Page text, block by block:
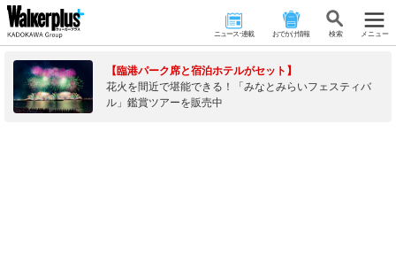
ニュース･連載 おでかけ情報 検 索 メニュー
【臨港パーク席と宿泊ホテルがセット】
花火を間近で堪能できる！「みなとみらいフェスティバ
ル」鑑賞ツアーを販売中